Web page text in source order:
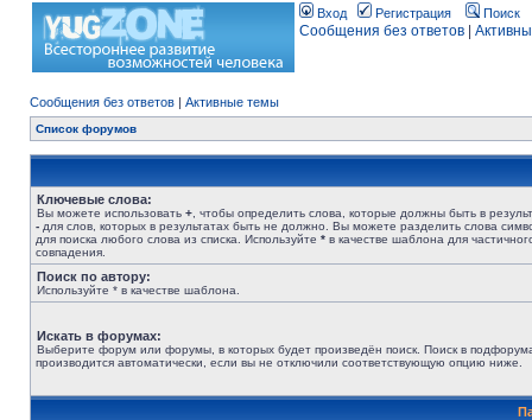
Вход Регистрация Поиск
Сообщения без ответов
Сообщения без ответов | Активные темы
Список форумов
Ключевые слова:
Вы можете использовать + , чтобы определить слова, которые должны быть в
- для слов, которых в результатах быть не должно. Вы можете разделить слова
для поиска любого слова из списка. Используйте * в качестве шаблона для
совпадения.
Поиск по автору:
Используйте * в качестве шаблона.
Искать в форумах:
Выберите форум или форумы, в которых будет произведён поиск. Поиск в
производится автоматически, если вы не отключили соответствующую опцию ниже.